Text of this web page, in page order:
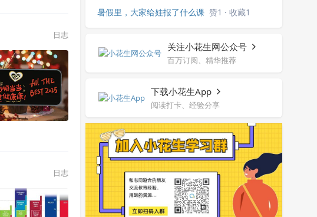
日志
日志
暑假里，大家给娃报了什么课 赞1 · 收藏1
关注小花生网公众号
百万订阅、精华推荐
下载小花生App
阅读打卡、经验分享